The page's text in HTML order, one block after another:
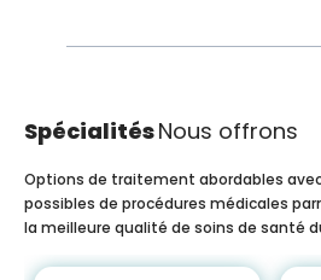
SpécialitésNous offrons
Options de traitement abordables
possibles de procédures médicales
la meilleure qualité de soins de santé